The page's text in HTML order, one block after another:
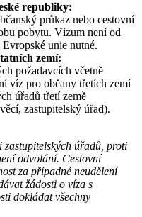
republiky:
průkaz nebo cestovní
pobytu. Vízum není od
unie nutné.
zemí:
požadavcích včetně
víz pro občany třetích zemí
úřadů třetí země
zastupitelský úřad).
zastupitelských úřadů, proti
odvolání. Cestovní
za případné neudělení
žádosti o víza s
dokládat všechny